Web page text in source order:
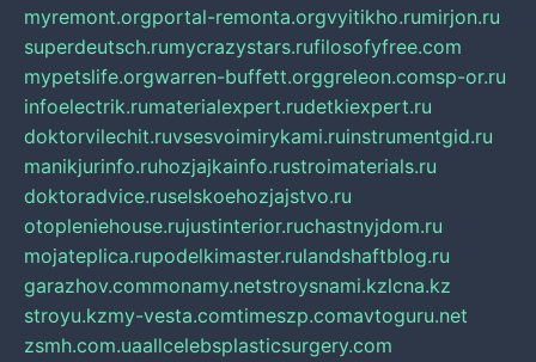
myremont.orgportal-remonta.orgvyitikho.rumirjon.ru
superdeutsch.rumycrazystars.rufilosofyfree.com
mypetslife.orgwarren-buffett.orggreleon.comsp-or.ru
infoelectrik.rumaterialexpert.rudetkiexpert.ru
doktorvilechit.ruvsesvoimirykami.ruinstrumentgid.ru
manikjurinfo.ruhozjajkainfo.rustroimaterials.ru
doktoradvice.ruselskoehozjajstvo.ru
otopleniehouse.rujustinterior.ruchastnyjdom.ru
mojateplica.rupodelkimaster.rulandshaftblog.ru
garazhov.commonamy.netstroysnami.kzlcna.kz
stroyu.kzmy-vesta.comtimeszp.comavtoguru.net
zsmh.com.uaallcelebsplasticsurgery.com